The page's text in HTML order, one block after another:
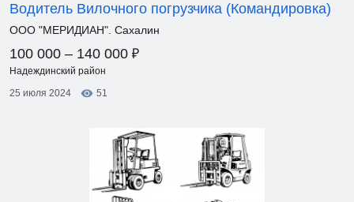
Водитель Вилочного погрузчика (Командировка)
ООО "МЕРИДИАН". Сахалин
100 000 – 140 000 ₽
Надеждинский район
25 июля 2024
51